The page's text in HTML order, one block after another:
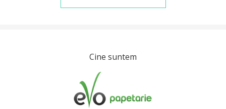
Cine suntem